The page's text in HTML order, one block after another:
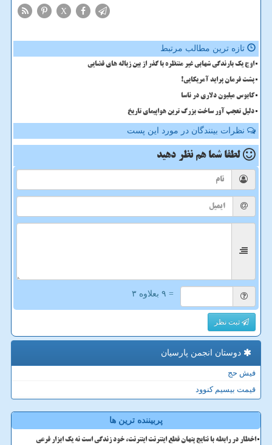
X
تازه ترین مطالب مرتبط
اوج یک بارندگی شهابی غیر منتظره با گذر از بین زباله های فضایی
پشت فرمان پراید آمریکایی!
کابوس میلیون دلاری در ناسا
دلیل تعجب آور ساخت بزرگ ترین هواپیمای تاریخ
نظرات بینندگان در مورد این پست
لطفا شما هم نظر دهید
= ۹ بعلاوه ۳
ثبت نظر
دوستان انجمن پارسیان
فیش حج
قیمت بیسیم کنوود
پربیننده ترین ها
اخطار در رابطه با نتایج پنهان قطع اینترنت اینترنت، خود زندگی است نه یک ابزار فرعی